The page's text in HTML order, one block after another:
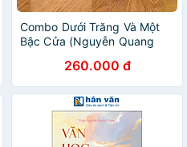
Combo Dưới Trăng Và Một
Bậc Cửa (Nguyễn Quang
(Thiên Sơn) (tuyển tập thơ
có chữ ký tặng của hai tác
giả)
260.000 đ